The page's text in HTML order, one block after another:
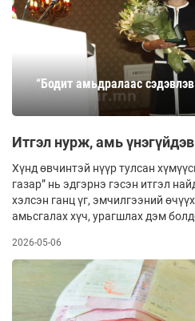
“Бодит амьдралаас
Итгэл нурж, амь үнэгүйдэв
Хүнд өвчинтэй нүүр тулсан
газар” нь эдгэрнэ гэсэн итгэл
хэлсэн ганц үг, эмчилгээний
амьсгалах хүч, урагшлах дэм
2026-05-06